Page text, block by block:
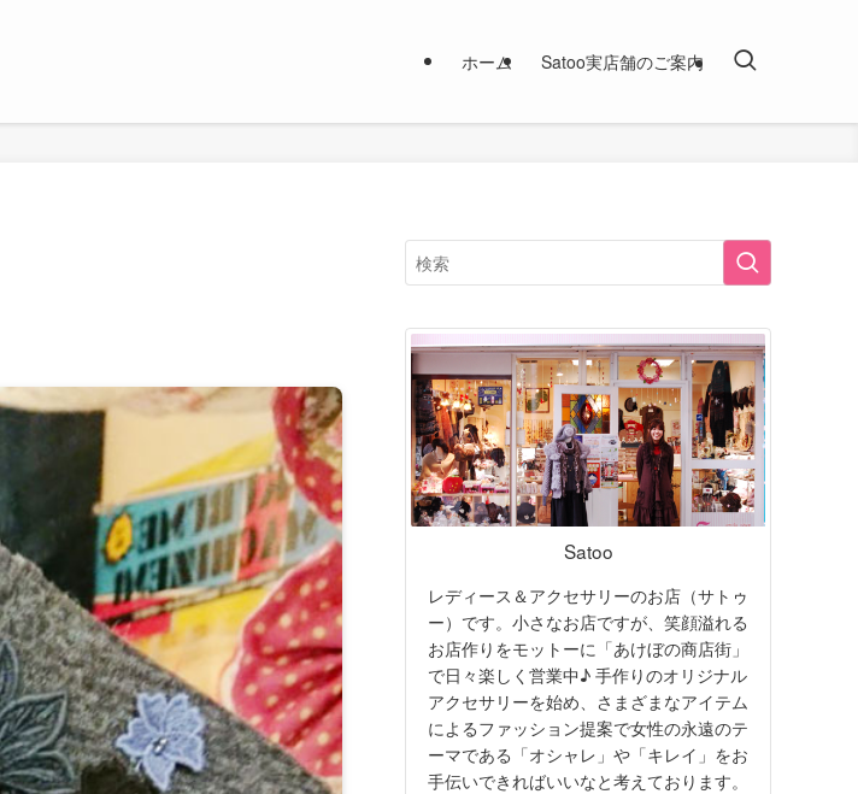
ホーム Satoo実店舗のご案内
Satoo
レディース＆アクセサリーのお店（サトゥ
ー）です。小さなお店ですが、笑顔溢れる
お店作りをモットーに「あけぼの商店街」
で日々楽しく営業中♪ 手作りのオリジナル
アクセサリーを始め、さまざまなアイテム
によるファッション提案で女性の永遠のテ
ーマである「オシャレ」や「キレイ」をお
手伝いできればいいなと考えております。